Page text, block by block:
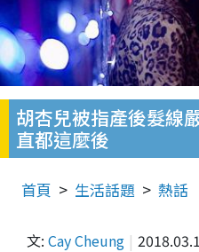
胡杏兒被指產後髮
直都這麼後
首頁 生活話題 熱話
文: Cay Cheung